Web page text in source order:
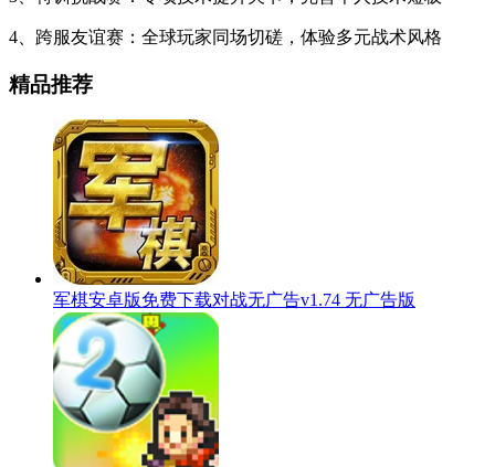
4、跨服友谊赛：全球玩家同场切磋，体验多元战术风格
精品推荐
军棋安卓版免费下载对战无广告v1.74 无广告版